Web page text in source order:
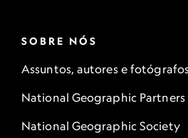
SOBRE NÓS
Assuntos, autores e
National Geographic Partners
National Geographic Society